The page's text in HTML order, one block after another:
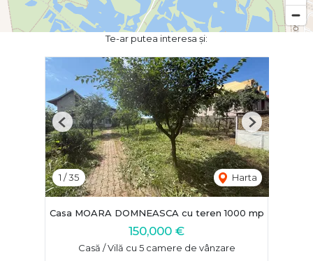
Te-ar putea interesa și:
1 /35 Harta
Previous Next
Casa MOARA DOMNEASCA cu teren 1000 mp
150,000 €
Casă / Vilă cu 5 camere de vânzare